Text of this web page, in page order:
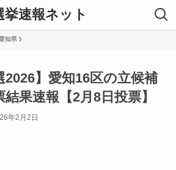
挙速報ネット
知県
2026】愛知16区の立候補
果速報【2月8日投票】
年2月2日